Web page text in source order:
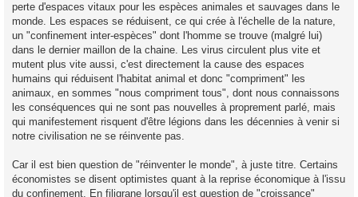
perte d'espaces vitaux pour les espèces animales et sauvages dans le
monde. Les espaces se réduisent, ce qui crée à l'échelle de la nature,
un "confinement inter-espèces" dont l'homme se trouve (malgré lui)
dans le dernier maillon de la chaine. Les virus circulent plus vite et
mutent plus vite aussi, c'est directement la cause des espaces
humains qui réduisent l'habitat animal et donc "compriment" les
animaux, en sommes "nous compriment tous", dont nous connaissons
les conséquences qui ne sont pas nouvelles à proprement parlé, mais
qui manifestement risquent d'être légions dans les décennies à venir si
notre civilisation ne se réinvente pas.
Car il est bien question de "réinventer le monde", à juste titre. Certains
économistes se disent optimistes quant à la reprise économique à l'issu
du confinement. En filigrane lorsqu'il est question de "croissance"